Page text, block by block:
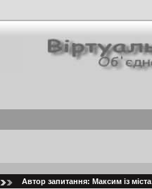
Автор запитання: Максим із